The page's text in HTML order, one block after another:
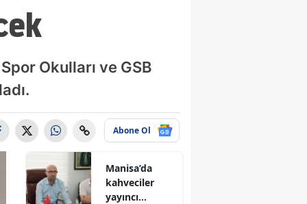
Okulları ve GSB
Abone Ol
Manisa’da
kahveciler
yayıncı